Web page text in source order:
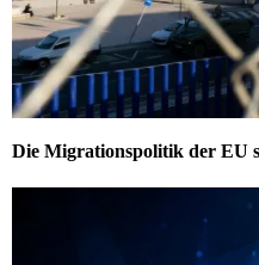
Die Migrationspolitik der EU